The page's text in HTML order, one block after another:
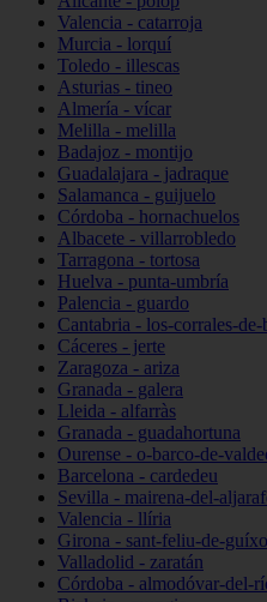
Valencia - catarroja
Murcia - lorquí
Toledo - illescas
Asturias - tineo
Almería - vícar
Melilla - melilla
Badajoz - montijo
Guadalajara - jadraque
Salamanca - guijuelo
Córdoba - hornachuelos
Albacete - villarrobledo
Tarragona - tortosa
Huelva - punta-umbría
Palencia - guardo
Cantabria - los-corrales-de-
Cáceres - jerte
Zaragoza - ariza
Granada - galera
Lleida - alfarràs
Granada - guadahortuna
Ourense - o-barco-de-
Barcelona - cardedeu
Sevilla - mairena-del-
Valencia - llíria
Girona - sant-feliu-de-
Valladolid - zaratán
Córdoba - almodóvar-del-